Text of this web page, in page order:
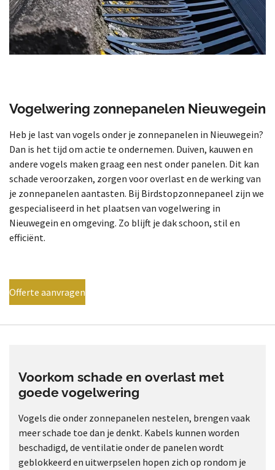
Vogelwering zonnepanelen Nieuwegein
Heb je last van vogels onder je zonnepanelen in Nieuwegein?
Dan is het tijd om actie te ondernemen. Duiven, kauwen en
andere vogels maken graag een nest onder panelen. Dit kan
schade veroorzaken, zorgen voor overlast en de werking van
je zonnepanelen aantasten. Bij Birdstopzonnepaneel zijn we
gespecialiseerd in het plaatsen van vogelwering in
Nieuwegein en omgeving. Zo blijft je dak schoon, stil en
efficiënt.
Offerte aanvragen
Voorkom schade en overlast met
goede vogelwering
Vogels die onder zonnepanelen nestelen, brengen vaak
meer schade toe dan je denkt. Kabels kunnen worden
beschadigd, de ventilatie onder de panelen wordt
geblokkeerd en uitwerpselen hopen zich op rondom je